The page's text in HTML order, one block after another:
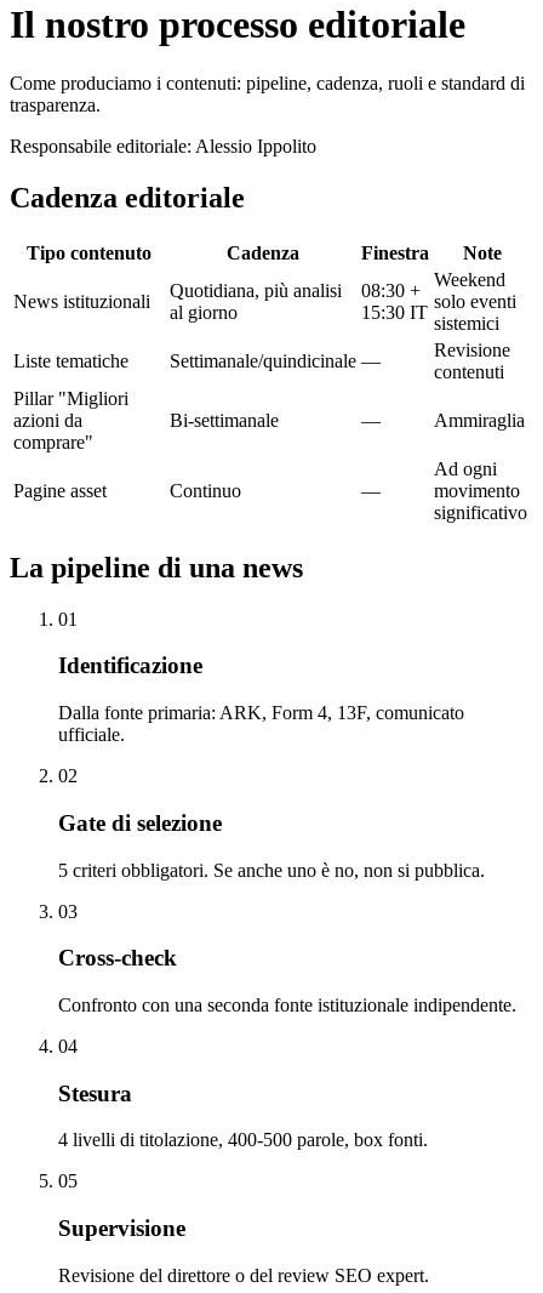
Il nostro processo editoriale
Come produciamo i contenuti: pipeline, cadenza, ruoli e standard di
trasparenza.
Responsabile editoriale: Alessio Ippolito
Cadenza editoriale
Tipo contenuto Cadenza Finestra Note
News istituzionali
Quotidiana, più analisi
al giorno
08:30 +
15:30 IT
Weekend
solo eventi
sistemici
Liste tematiche
Settimanale/quindicinale —
Revisione
contenuti
Pillar "Migliori
azioni da
comprare"
Bi-settimanale — Ammiraglia
Pagine asset Continuo —
Ad ogni
movimento
significativo
La pipeline di una news
01
Identificazione
Dalla fonte primaria: ARK, Form 4, 13F, comunicato
ufficiale.
02
Gate di selezione
5 criteri obbligatori. Se anche uno è no, non si pubblica.
03
Cross-check
Confronto con una seconda fonte istituzionale indipendente.
04
Stesura
4 livelli di titolazione, 400-500 parole, box fonti.
05
Supervisione
Revisione del direttore o del review SEO expert.